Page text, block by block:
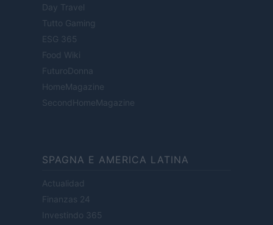
Day Travel
Tutto Gaming
ESG 365
Food Wiki
FuturoDonna
HomeMagazine
SecondHomeMagazine
SPAGNA E AMERICA LATINA
Actualidad
Finanzas 24
Investindo 365